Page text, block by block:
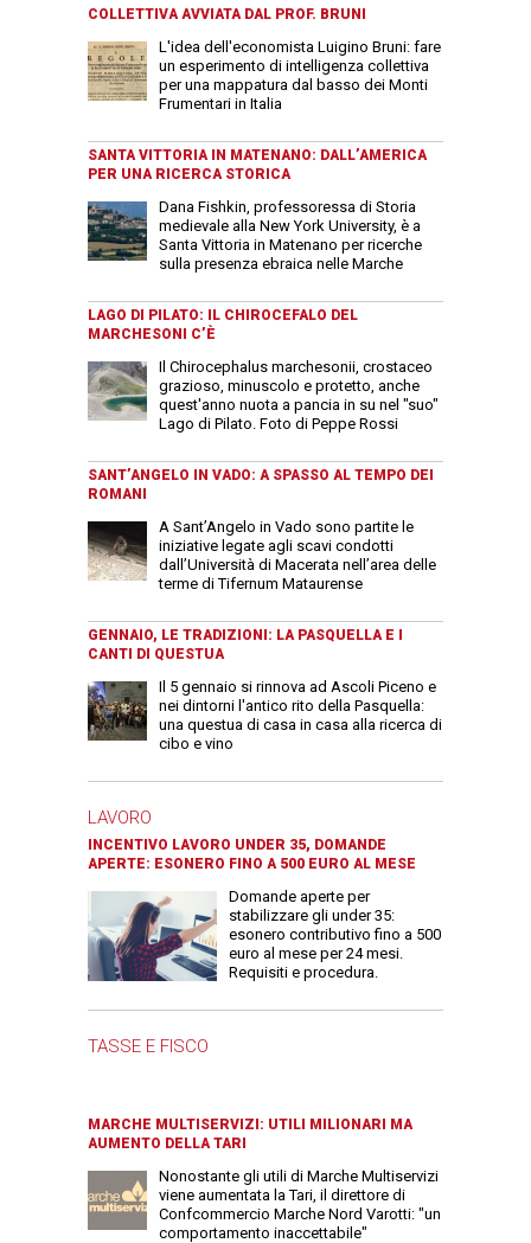
COLLETTIVA AVVIATA DAL PROF. BRUNI
L'idea dell'economista Luigino Bruni: fare
un esperimento di intelligenza collettiva
per una mappatura dal basso dei Monti
Frumentari in Italia
SANTA VITTORIA IN MATENANO: DALL’AMERICA
PER UNA RICERCA STORICA
Dana Fishkin, professoressa di Storia
medievale alla New York University, è a
Santa Vittoria in Matenano per ricerche
sulla presenza ebraica nelle Marche
LAGO DI PILATO: IL CHIROCEFALO DEL
MARCHESONI C’È
Il Chirocephalus marchesonii, crostaceo
grazioso, minuscolo e protetto, anche
quest'anno nuota a pancia in su nel "suo"
Lago di Pilato. Foto di Peppe Rossi
SANT’ANGELO IN VADO: A SPASSO AL TEMPO DEI
ROMANI
A Sant’Angelo in Vado sono partite le
iniziative legate agli scavi condotti
dall’Università di Macerata nell’area delle
terme di Tifernum Mataurense
GENNAIO, LE TRADIZIONI: LA PASQUELLA E I
CANTI DI QUESTUA
Il 5 gennaio si rinnova ad Ascoli Piceno e
nei dintorni l'antico rito della Pasquella:
una questua di casa in casa alla ricerca di
cibo e vino
LAVORO
INCENTIVO LAVORO UNDER 35, DOMANDE
APERTE: ESONERO FINO A 500 EURO AL MESE
Domande aperte per
stabilizzare gli under 35:
esonero contributivo fino a 500
euro al mese per 24 mesi.
Requisiti e procedura.
TASSE E FISCO
MARCHE MULTISERVIZI: UTILI MILIONARI MA
AUMENTO DELLA TARI
Nonostante gli utili di Marche Multiservizi
viene aumentata la Tari, il direttore di
Confcommercio Marche Nord Varotti: "un
comportamento inaccettabile"